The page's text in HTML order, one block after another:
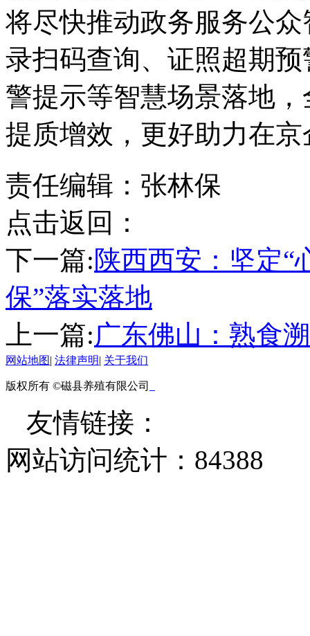
将尽快推动政务服务公
录扫码查询、证照超期
警提示等智慧场景落地
提质增效，更好助力在
责任编辑：张林保
点击返回：
下一篇:陕西西安：坚定“
保”落实落地
上一篇:广东佛山：熟食
网站地图| 法律声明| 关于我们
版权所有 ©磁县养殖有限公司
友情链接：
网站访问统计： 84388